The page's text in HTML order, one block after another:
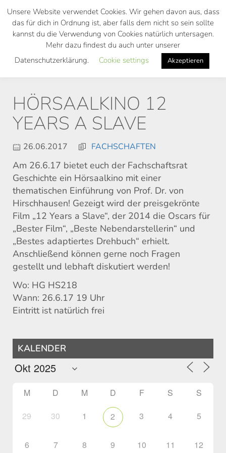
Skip
main
HÖRSAALKINO 12
YEARS A SLAVE
26.06.2017 FACHSCHAFTEN
Am 26.6.17 bietet euch der Fachschaftsrat
Geschichte ein Hörsaalkino mit einer
thematischen Einführung von Prof. Dr. von
Hirschhausen! Gezeigt wird der preisgekrönte
Film „12 Years a Slave“, der 2014 die Oscars für
„Bester Film“, „Beste Nebendarstellerin“ und
„Bestes adaptiertes Drehbuch“ erhielt.
Anschließend können gerne noch Fragen
gestellt und lebhaft diskutiert werden!
Wo: HG HS218
Wann: 26.6.17 19 Uhr
Eintritt ist natürlich frei
KALENDER
M D M D F S S
29 30 1 2 3 4 5
6 7 8 9 10 11 12
Unsere Website verwendet Cookies. Wir gehen davon aus, dass
das für dich in Ordnung ist, aber falls dem nicht so sein sollte
kannst du die Verwendung von Cookies natürlich untersagen.
Mehr dazu findest du auch unter unserer
Datenschutzerklärung.
Cookie settings Akzeptieren